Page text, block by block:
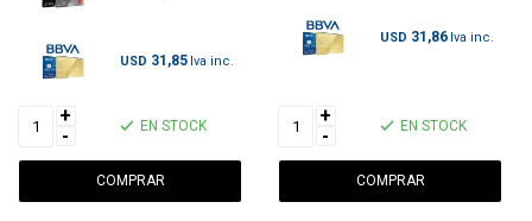
USD 31,85
+
-
EN STOCK
USD 31,86
+
-
EN STOCK